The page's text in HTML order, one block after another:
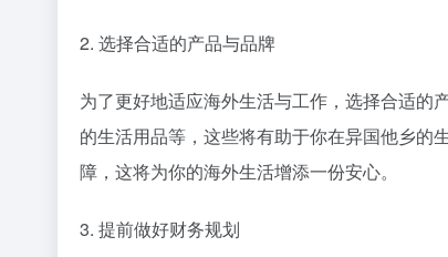
2. 选择合适的产品与品牌
为了更好地适应海外生活与工作，选择合适的
的生活用品等，这些将有助于你在异国他乡的
障，这将为你的海外生活增添一份安心。
3. 提前做好财务规划